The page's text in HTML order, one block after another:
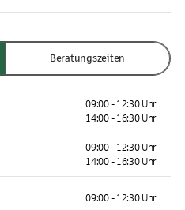
Beratungszeiten
09:00 - 12:30 Uhr
14:00 - 16:30 Uhr
09:00 - 12:30 Uhr
14:00 - 16:30 Uhr
09:00 - 12:30 Uhr